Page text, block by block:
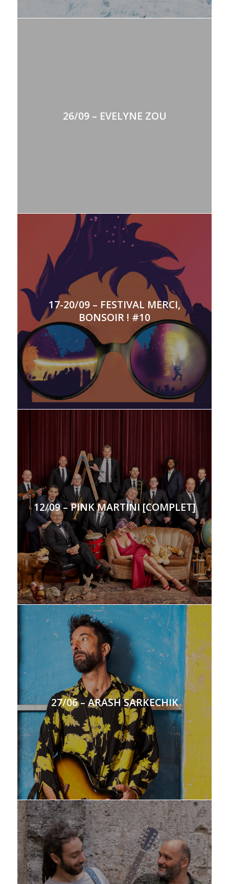
26/09 – EVELYNE ZOU
17-20/09 – FESTIVAL MERCI,
BONSOIR ! #10
12/09 – PINK MARTINI [COMPLET]
27/06 – ARASH SARKECHIK